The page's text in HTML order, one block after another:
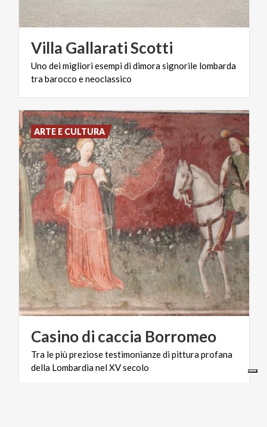
Villa GallaratiScotti
Uno deimiglioriesempididimorasignorile lombarda
trabarocco eneoclassico
Casinodi caccia Borromeo
Tra lepiùpreziosetestimonianzedipitturaprofana
della LombardianelXVsecolo
ARTE E CULTURA